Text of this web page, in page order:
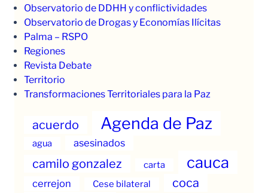
Observatorio de DDHH y conflictividades
Observatorio de Drogas y Economías Ilícitas
Palma – RSPO
Regiones
Revista Debate
Territorio
Transformaciones Territoriales para la Paz
acuerdo Agenda de Paz
agua asesinados
camilo gonzalez carta cauca
cerrejon Cese bilateral coca